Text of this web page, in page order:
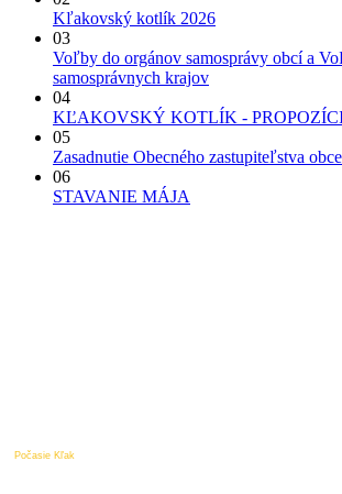
Kľakovský kotlík 2026
03
Voľby do orgánov samosprávy obcí a
samosprávnych krajov
04
KĽAKOVSKÝ KOTLÍK -
05
Zasadnutie Obecného zastupiteľstva
06
STAVANIE MÁJA
Počasie Kľak